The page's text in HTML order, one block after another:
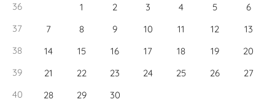
36
1 2 3 4 5
6
37
7 8 9 10 11 12
13
38
14 15 16 17 18 19
20
39
21 22 23 24 25 26
27
40
28 29
30